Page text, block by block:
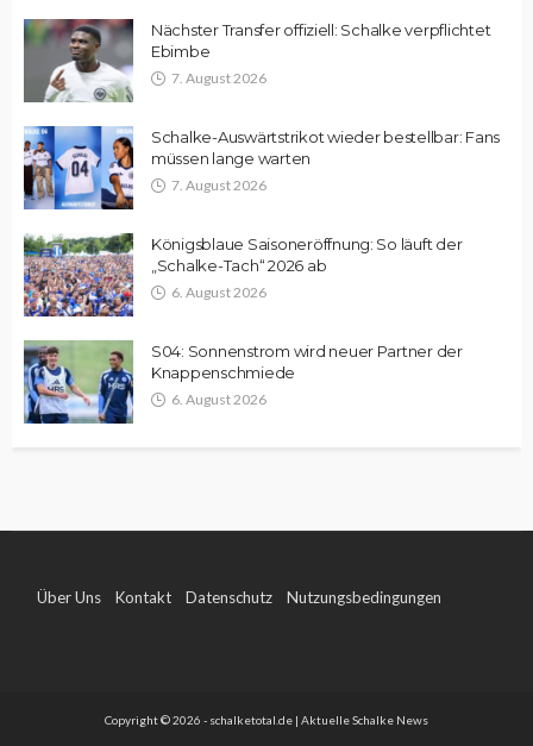
Nächster Transfer offiziell: Schalke verpflichtet
Ebimbe
7. August 2026
Schalke-Auswärtstrikot wieder bestellbar: Fans
müssen lange warten
7. August 2026
Königsblaue Saisoneröffnung: So läuft der
„Schalke-Tach“ 2026 ab
6. August 2026
S04: Sonnenstrom wird neuer Partner der
Knappenschmiede
6. August 2026
Über Uns Kontakt Datenschutz Nutzungsbedingungen
Copyright © 2026 - schalketotal.de | Aktuelle Schalke News